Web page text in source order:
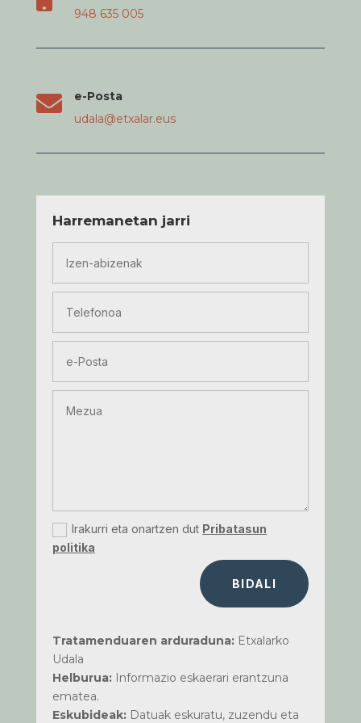
948 635 005

e-Posta
udala@etxalar.eus
Harremanetan jarri
Irakurri eta onartzen dut Pribatasun
politika
BIDALI
Tratamenduaren arduraduna:Etxalarko
Udala
Helburua:Informazio eskaerari erantzuna
ematea.
Eskubideak:Datuak eskuratu, zuzendu eta